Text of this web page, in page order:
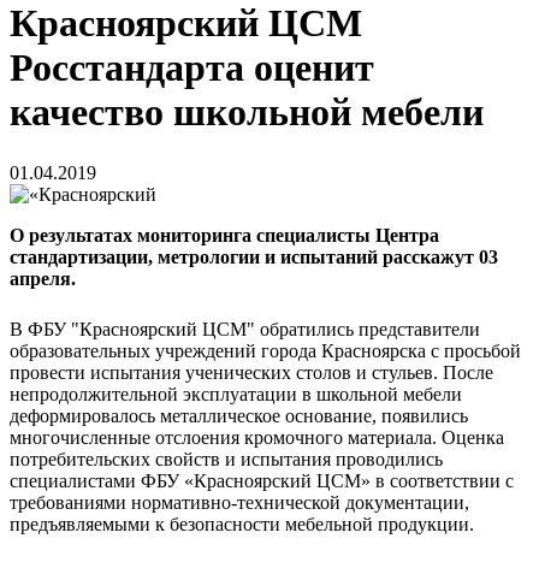
Красноярский ЦСМ
Росстандарта оценит
качество школьной мебели
01.04.2019
О результатах мониторинга специалисты Центра
стандартизации, метрологии и испытаний расскажут 03
апреля.
В ФБУ "Красноярский ЦСМ" обратились представители
образовательных учреждений города Красноярска с просьбой
провести испытания ученических столов и стульев. После
непродолжительной эксплуатации в школьной мебели
деформировалось металлическое основание, появились
многочисленные отслоения кромочного материала. Оценка
потребительских свойств и испытания проводились
специалистами ФБУ «Красноярский ЦСМ» в соответствии с
требованиями нормативно-технической документации,
предъявляемыми к безопасности мебельной продукции.